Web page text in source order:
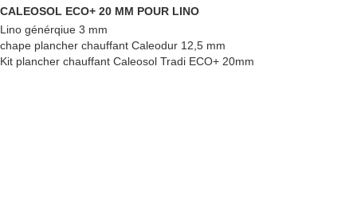
CALEOSOL ECO+ 20 MM POUR LINO
Lino générqiue 3 mm
chape plancher chauffant Caleodur 12,5 mm
Kit plancher chauffant Caleosol Tradi ECO+ 20mm